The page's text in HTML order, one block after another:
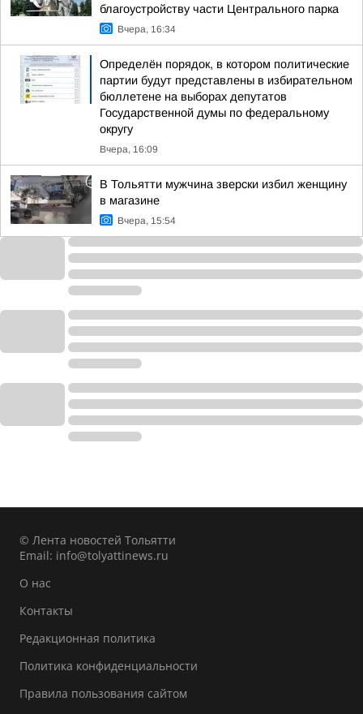
благоустройству части Центрального парка
Вчера, 16:34
Определён порядок, в котором политические
партии будут представлены в избирательном
бюллетене на выборах депутатов
Государственной думы по федеральному
округу
Вчера, 16:09
В Тольятти мужчина зверски избил женщину
в магазине
Вчера, 15:54
© Лента новостей Тольятти
Email: info@tolyattinews.ru
О нас
Контакты
Редакционная политика
Политика конфиденциальности
Правила пользования сайтом